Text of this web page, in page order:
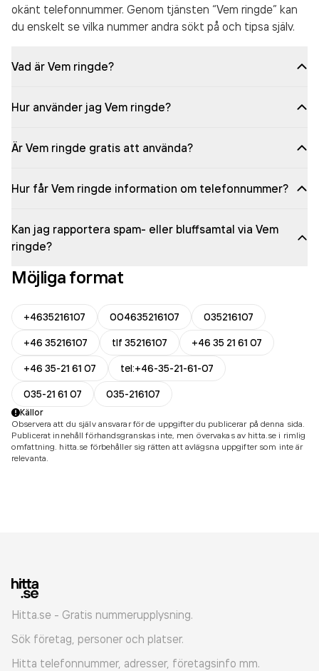
okänt telefonnummer. Genom tjänsten “Vem ringde” kan
du enskelt se vilka nummer andra sökt på och tipsa själv.
Vad är Vem ringde?
Hur använder jag Vem ringde?
Är Vem ringde gratis att använda?
Hur får Vem ringde information om telefonnummer?
Kan jag rapportera spam- eller bluffsamtal via Vem
ringde?
Möjliga format
+4635216107 004635216107
035216107
+46 35216107
tlf 35216107
+46 35 21 61 07
+46 35-21 61 07
tel:+46-35-21-61-07
035-21 61 07
035-216107
Källor
Observera att du själv ansvarar för de uppgifter du publicerar på denna sida.
Publicerat innehåll förhandsgranskas inte, men övervakas av hitta.se i rimlig
omfattning. hitta.se förbehåller sig rätten att avlägsna uppgifter som inte är
relevanta.
Hitta.se - Gratis nummerupplysning.
Sök företag, personer och platser.
Hitta telefonnummer, adresser, företagsinfo mm.